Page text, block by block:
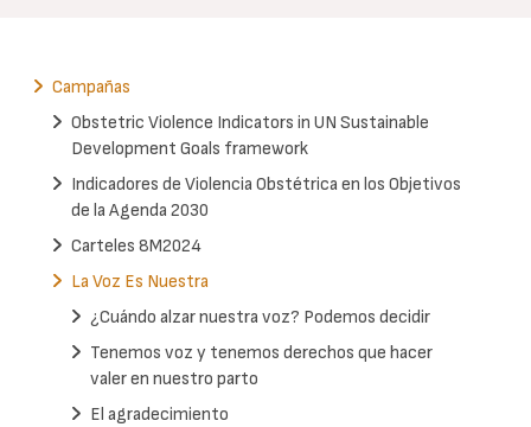
Campañas
Obstetric Violence Indicators in UN Sustainable
Development Goals framework
Indicadores de Violencia Obstétrica en los Objetivos
de la Agenda 2030
Carteles 8M2024
La Voz Es Nuestra
¿Cuándo alzar nuestra voz? Podemos decidir
Tenemos voz y tenemos derechos que hacer
valer en nuestro parto
El agradecimiento